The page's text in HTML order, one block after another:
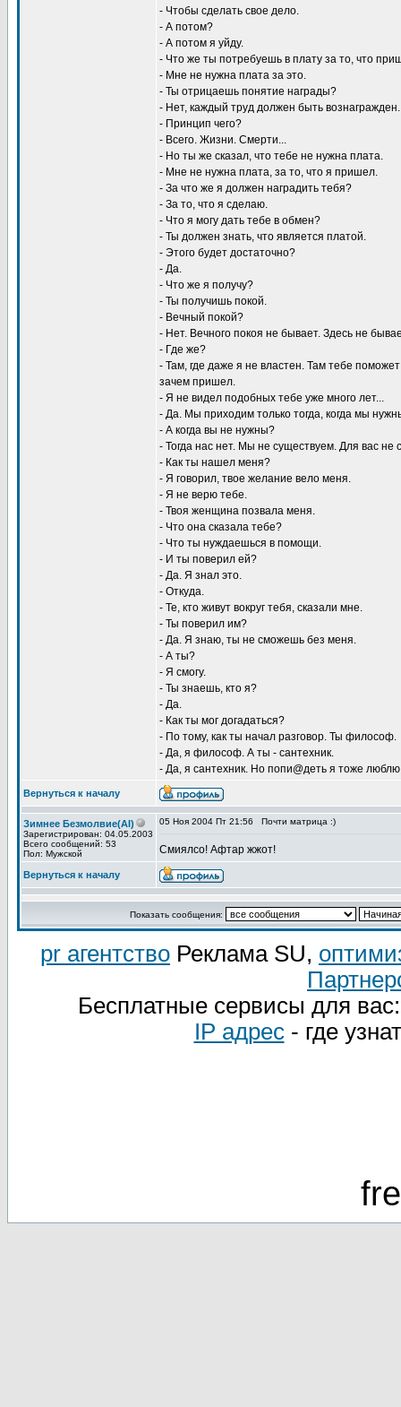
- Чтобы сделать свое дело.
- А потом?
- А потом я уйду.
- Что же ты потребуешь в плату за то, что
- Мне не нужна плата за это.
- Ты отрицаешь понятие награды?
- Hет, каждый труд должен быть
- Принцип чего?
- Всего. Жизни. Смерти...
- Hо ты же сказал, что тебе не нужна плата.
- Мне не нужна плата, за то, что я пришел.
- За что же я должен наградить тебя?
- За то, что я сделаю.
- Что я могу дать тебе в обмен?
- Ты должен знать, что является платой.
- Этого будет достаточно?
- Да.
- Что же я получу?
- Ты получишь покой.
- Вечный покой?
- Hет. Вечного покоя не бывает. Здесь не
- Где же?
- Там, где даже я не властен. Там тебе
зачем пришел.
- Я не видел подобных тебе уже много лет...
- Да. Мы приходим только тогда, когда мы
- А когда вы не нужны?
- Тогда нас нет. Мы не существуем. Для вас не
- Как ты нашел меня?
- Я говорил, твое желание вело меня.
- Я не верю тебе.
- Твоя женщина позвала меня.
- Что она сказала тебе?
- Что ты нуждаешься в помощи.
- И ты поверил ей?
- Да. Я знал это.
- Откуда.
- Те, кто живут вокруг тебя, сказали мне.
- Ты поверил им?
- Да. Я знаю, ты не сможешь без меня.
- А ты?
- Я смогу.
- Ты знаешь, кто я?
- Да.
- Как ты мог догадаться?
- По тому, как ты начал разговор. Ты философ.
- Да, я философ. А ты - сантехник.
- Да, я сантехник. Hо попи@дeть я тоже
Вернуться к началу
Зимнее Безмолвие(AI)
Зарегистрирован: 04.05.2003
Всего сообщений: 53
Пол: Мужской
05 Ноя 2004 Пт 21:56 Почти матрица :)
Смиялсо! Афтар жжот!
Вернуться к началу
Показать сообщения:
pr агентство Реклама SU,
Бесплатные сервисы для
IP адрес- где